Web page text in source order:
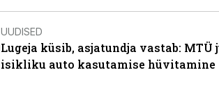
UUDISED
Lugeja küsib, asjatundja vastab:
isikliku auto kasutamise hüvitamine